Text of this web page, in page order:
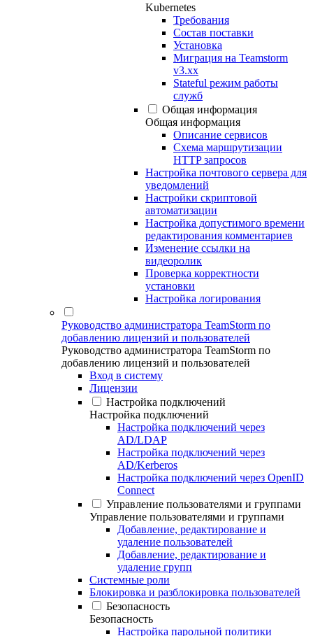
Kubernetes
Требования
Состав поставки
Установка
Миграция на Teamstorm
v3.xx
Stateful режим работы
служб
Общая информация
Общая информация
Описание сервисов
Схема маршрутизации
HTTP запросов
Настройка почтового сервера для
уведомлений
Настройки скриптовой
автоматизации
Настройка допустимого времени
редактирования комментариев
Изменение ссылки на
видеоролик
Проверка корректности
установки
Настройка логирования
Руководство администратора TeamStorm по
добавлению лицензий и пользователей
Руководство администратора TeamStorm по
добавлению лицензий и пользователей
Вход в систему
Лицензии
Настройка подключений
Настройка подключений
Настройка подключений через
AD/LDAP
Настройка подключений через
AD/Kerberos
Настройка подключений через OpenID
Connect
Управление пользователями и группами
Управление пользователями и группами
Добавление, редактирование и
удаление пользователей
Добавление, редактирование и
удаление групп
Системные роли
Блокировка и разблокировка пользователей
Безопасность
Безопасность
Настройка парольной политики